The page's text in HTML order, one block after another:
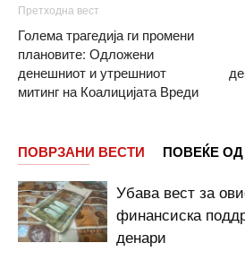
Претходна вест
Голема трагедија ги промени
плановите: Одложени
денешниот и утрешниот
митинг на Коалицијата Вреди
ПОВРЗАНИ ВЕСТИ ПОВЕЌЕ
Убава вест за
финансиска
денари